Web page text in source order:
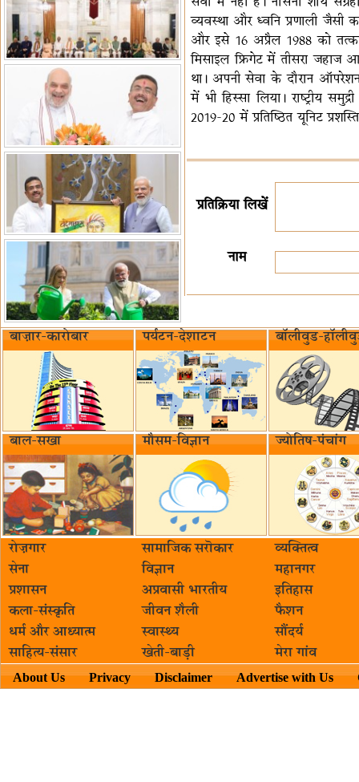
व्यवस्था और ध्वनि प्रणाली जैसी
और इसे 16 अप्रैल 1988 को
मिसाइल फ्रिगेट में तीसरा जहाज
था। अपनी सेवा के दौरान ऑपरेशन
में भी हिस्सा लिया। राष्ट्रीय
2019-20 में प्रतिष्ठित यूनिट
प्रतिक्रिया लिखें
नाम
बाज़ार-कारोबार पर्यटन-देशाटन बॉलीवुड-
बाल-सखा मौसम-विज्ञान ज्योतिष-पंचांग
रोज़गार सामाजिक सरॊकार‌
व्यक्तित्व
सेना
विज्ञान
महानगर
प्रशासन
अप्रवासी भारतीय
इतिहास
कला-संस्कृति
जीवन शैली
फैशन
धर्म और आध्यात्म
स्वास्थ्य
सौंदर्य
साहित्य-संसार
खेती-बाड़ी मेरा गांव
About Us Privacy Disclaimer Advertise with Us